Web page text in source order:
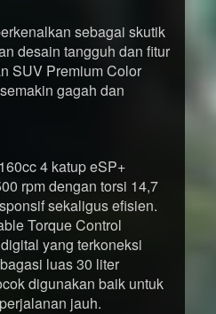
sebagai skutik
desain tangguh dan fitur
SUV Premium Color
gagah dan
4 katup eSP+
rpm dengan torsi 14,7
sekaligus efisien.
Torque Control
yang terkoneksi
luas 30 liter
digunakan baik untuk
jauh.